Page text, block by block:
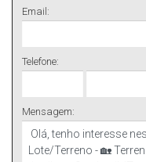
Email:
Telefone:
Mensagem: